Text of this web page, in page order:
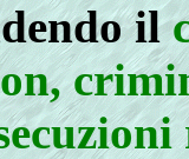
il